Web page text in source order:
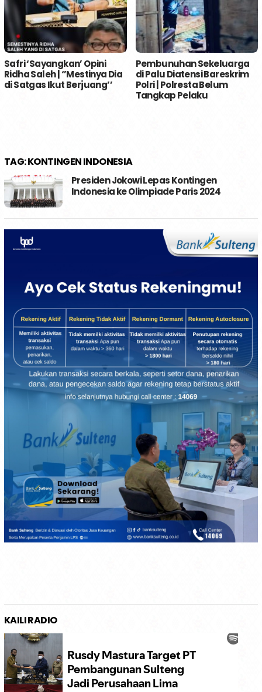
Safri ‘Sayangkan’ Opini
Ridha Saleh | ‘’Mestinya Dia
di Satgas Ikut Berjuang’’
Pembunuhan Sekeluarga
di Palu Diatensi Bareskrim
Polri | Polresta Belum
Tangkap Pelaku
TAG:KONTINGEN INDONESIA
Presiden Jokowi Lepas Kontingen
Indonesia ke Olimpiade Paris 2024
KAILI RADIO